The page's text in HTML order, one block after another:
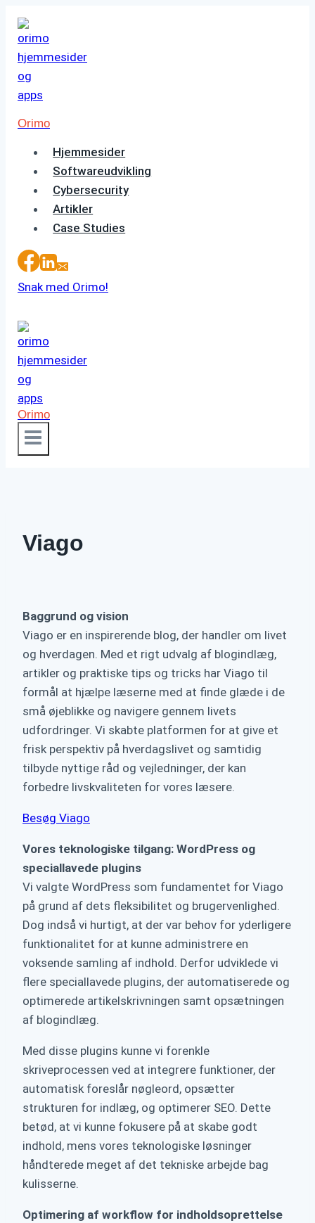
Fortsæt
indhold
Orimo
Hjemmesider
Softwareudvikling
Cybersecurity
Artikler
Case Studies
Snak med Orimo!
Orimo
Viago
Baggrund og vision
Viago er en inspirerende blog, der handler om livet
og hverdagen. Med et rigt udvalg af blogindlæg,
artikler og praktiske tips og tricks har Viago til
formål at hjælpe læserne med at finde glæde i de
små øjeblikke og navigere gennem livets
udfordringer. Vi skabte platformen for at give et
frisk perspektiv på hverdagslivet og samtidig
tilbyde nyttige råd og vejledninger, der kan
forbedre livskvaliteten for vores læsere.
Besøg Viago
Vores teknologiske tilgang: WordPress og
speciallavede plugins
Vi valgte WordPress som fundamentet for Viago
på grund af dets fleksibilitet og brugervenlighed.
Dog indså vi hurtigt, at der var behov for yderligere
funktionalitet for at kunne administrere en
voksende samling af indhold. Derfor udviklede vi
flere speciallavede plugins, der automatiserede og
optimerede artikelskrivningen samt opsætningen
af blogindlæg.
Med disse plugins kunne vi forenkle
skriveprocessen ved at integrere funktioner, der
automatisk foreslår nøgleord, opsætter
strukturen for indlæg, og optimerer SEO. Dette
betød, at vi kunne fokusere på at skabe godt
indhold, mens vores teknologiske løsninger
håndterede meget af det tekniske arbejde bag
kulisserne.
Optimering af workflow for indholdsoprettelse